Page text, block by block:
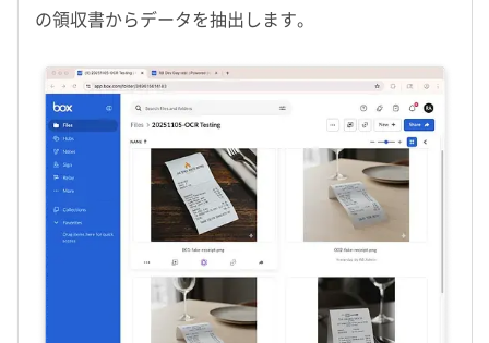
の領収書からデータを抽出します。